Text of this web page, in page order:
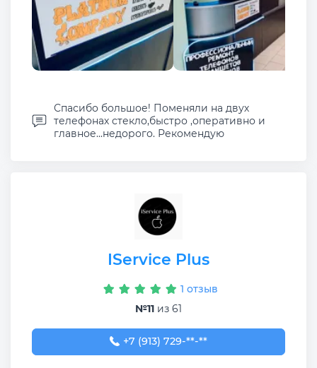
Спасибо большое! Поменяли на двух
телефонах стекло,быстро ,оперативно и
главное...недорого. Рекомендую
IService Plus
1 отзыв
№11 из 61
+7 (913) 729-31-07
+7 (913) 729-**-**